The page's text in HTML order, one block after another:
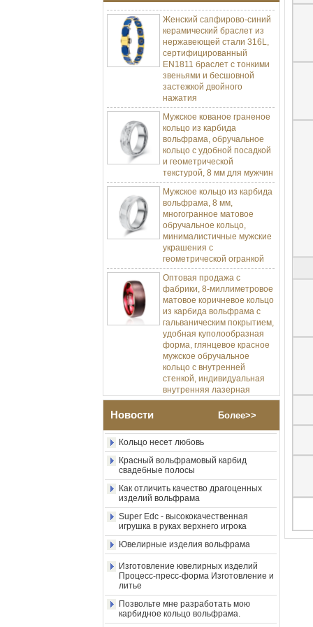
Женский сапфирово-синий
керамический браслет из
нержавеющей стали 316L,
сертифицированный
EN1811 браслет с тонкими
звеньями и бесшовной
застежкой двойного
нажатия
Мужское кованое граненое
кольцо из карбида
вольфрама, обручальное
кольцо с удобной посадкой
и геометрической
текстурой, 8 мм для мужчин
Мужское кольцо из карбида
вольфрама, 8 мм,
многогранное матовое
обручальное кольцо,
минималистичные мужские
украшения с
геометрической огранкой
Оптовая продажа с
фабрики, 8-миллиметровое
матовое коричневое кольцо
из карбида вольфрама с
гальваническим покрытием,
удобная куполообразная
форма, глянцевое красное
мужское обручальное
кольцо с внутренней
стенкой, индивидуальная
внутренняя лазерная
Оптовая продажа с
фабрики, 8-миллиметровое
полированное серебряное
кольцо из карбида
вольфрама, центральная
инкрустация из
измельченного синего
малахитовой полосой,
мужское обручальное
кольцо, изготовленная на
заказ внутренняя л
Оптовая продажа с
фабрики, черное
полированное квадратное
кольцо с печаткой из
деревянная инкрустация с
крестообразным узором из
раковины морского ушка,
Новости Более>>
Изготовление ювелирных изделий
Процесс-пресс-форма Изготовление и
литье
Позвольте мне разработать мою
карбидное кольцо вольфрама.
Насколько круто металлическое
искусство в ювелирных изделиях
Уникальные и качественные
украшения
Мужской кольцевой альбом!
Кольцо несет любовь
Красный вольфрамовый карбид
свадебные полосы
Как отличить качество драгоценных
изделий вольфрама
Super Edc - высококачественная
игрушка в руках верхнего игрока
Ювелирные изделия вольфрама
Изготовление ювелирных изделий
Процесс-пресс-форма Изготовление и
литье
Позвольте мне разработать мою
карбидное кольцо вольфрама.
Насколько круто металлическое